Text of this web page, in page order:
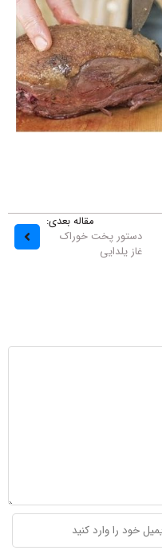
مقاله بعدی:
دستور پخت خوراک
غاز یلدایی